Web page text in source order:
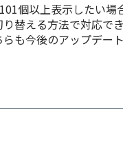
個以上表示したい場
替える方法で対応で
も今後のアップデー